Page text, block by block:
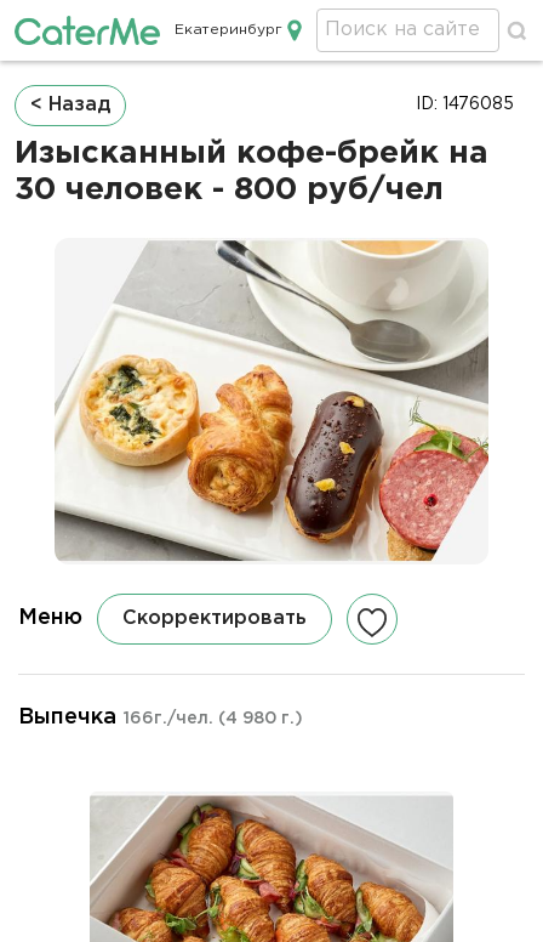
Кейтеринг в Екатеринбурге
Екатеринбург
Строка
навигации
< Назад
Изысканный кофе-брейк на
30 человек - 800 руб/чел
ID: 1476085
Меню Скорректировать
Выпечка 166г./чел. (4 980 г.)